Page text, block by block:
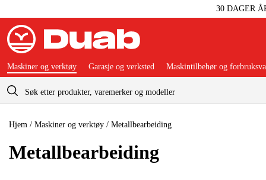
30 DAGER
Maskiner og verktøy Garasje og verksted Maskintilbehør og
Hjem / Maskiner og verktøy / Metallbearbeiding
Metallbearbeiding